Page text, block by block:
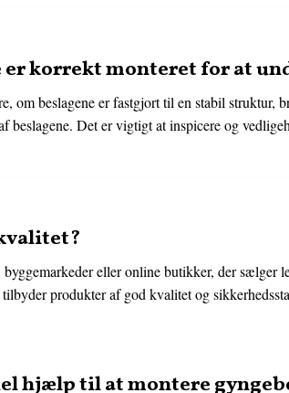
er korrekt monteret for at
om beslagene er fastgjort til en stabil struktur,
Det er vigtigt at inspicere og
eller online butikker, der sælger
produkter af god kvalitet og
hjælp til at montere